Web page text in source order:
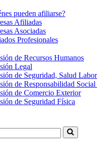
pueden afiliarse?
Afiliadas
Asociadas
Profesionales
de Recursos Humanos
Legal
de Seguridad, Salud
de Responsabilidad Social
de Comercio Exterior
de Seguridad Física